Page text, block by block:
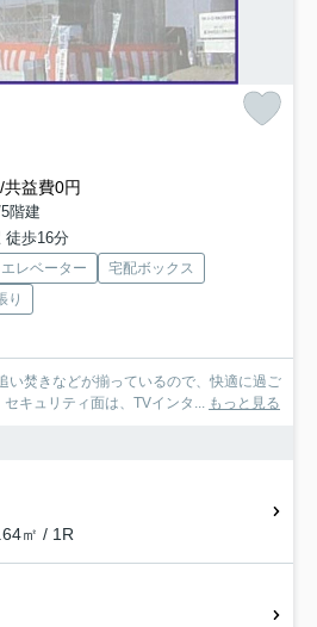
共益費0円
階建
徒歩16分
エレベーター
宅配ボックス
り
い焚きなどが揃っているので、快適に過ご
キュリティ面は、TVインタ... もっと見る
㎡ / 1R